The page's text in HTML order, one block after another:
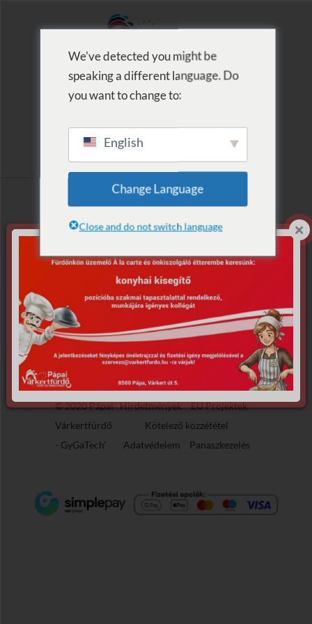
Címke szerinti
lista: vízi móka
Nincs találat.
Sajnáljuk, de nem található, amit keresett.
© 2020 Pápai
Várkertfürdő
- GyGaTech'
Hirdetmények
EU Projektek
Kötelező közzététel
Adatvédelem
Panaszkezelés
We've detected you might be
speaking a different language. Do
you want to change to:
English
Change Language
Close and do not switch language